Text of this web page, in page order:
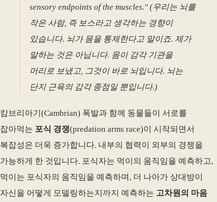
sensory endpoints of the muscles." (우리는 뇌를
작은 사람, 즉 보스라고 생각하는 경향이
있습니다. 뇌가 몸을 통제한다고 말이죠. 제가
말하는 것은 아닙니다. 몸이 감각 기관을
머리로 보냈고, 그것이 바로 뇌입니다. 뇌는
단지 근육의 감각 종점일 뿐입니다.)
캄브리아기(Cambrian) 폭발과 함께 동물들이 서로를
잡아먹는 포식 경쟁(predation arms race)이 시작되면서
복잡성은 더욱 증가합니다. 내부의 협력이 외부의 경쟁을
가능하게 한 것입니다. 포식자는 먹이의 움직임을 예측하고,
먹이는 포식자의 움직임을 예측하며, 더 나아가 상대방이
자신을 어떻게 모델링하는지까지 예측하는 고차원의 마음